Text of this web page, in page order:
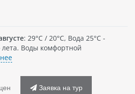
: 29°C / 20°C, Вода 25°C -
Воды комфортной
Заявка на тур